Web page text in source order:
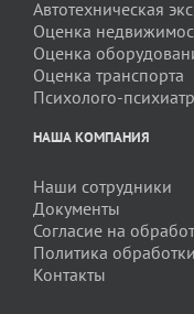
Автотехническая
Оценка
Оценка
Оценка транспорта
Психолого-
НАША КОМПАНИЯ
Наши сотрудники
Документы
Согласие на
Политика
Контакты